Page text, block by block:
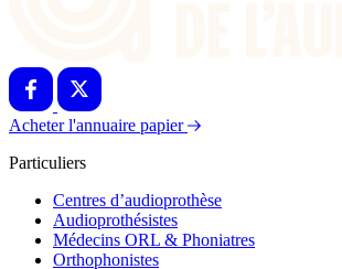
Acheter l'annuaire papier
Particuliers
Centres d’audioprothèse
Audioprothésistes
Médecins ORL & Phoniatres
Orthophonistes